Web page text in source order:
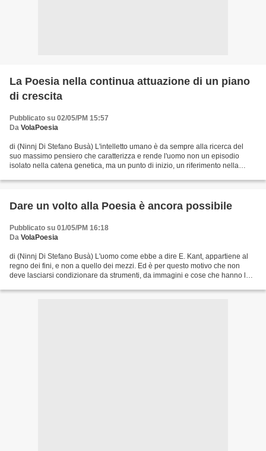
La Poesia nella continua attuazione di un piano
di crescita
Pubblicato su 02/05/PM 15:57
Da VolaPoesia
di (Ninnj Di Stefano Busà) L'intelletto umano è da sempre alla ricerca del
suo massimo pensiero che caratterizza e rende l'uomo non un episodio
isolato nella catena genetica, ma un punto di inizio, un riferimento nella
Dare un volto alla Poesia è ancora possibile
Pubblicato su 01/05/PM 16:18
Da VolaPoesia
di (Ninnj Di Stefano Busà) L'uomo come ebbe a dire E. Kant, appartiene al
regno dei fini, e non a quello dei mezzi. Ed è per questo motivo che non
deve lasciarsi condizionare da strumenti, da immagini e cose che hanno la